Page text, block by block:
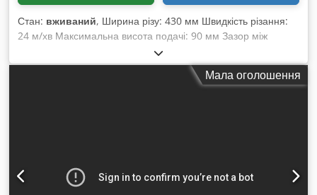
Стан: вживаний, Ширина різу: 430 мм Швидкість різання:
24 м/хв Максимальна висота подачі: 90 мм Зазор між
лезами: 0 - 5 мм Довжина подачі на вхідному конвеєрі: 400
мм Вхідний конвеєр: 850 x 425 мм Вихідний конвеєр: 650 x
425 мм Загальні розміри (Ш x В x Г) (з/без вихідного
Мала оголошення